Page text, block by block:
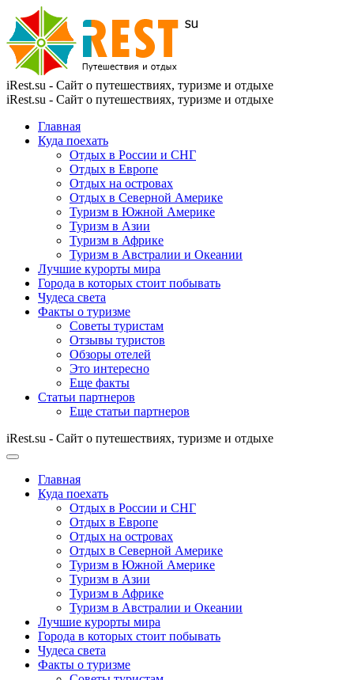
iRest.su - Сайт о путешествиях, туризме и отдыхе
iRest.su - Сайт о путешествиях, туризме и отдыхе
Главная
Куда поехать
Отдых в России и СНГ
Отдых в Европе
Отдых на островах
Отдых в Северной Америке
Туризм в Южной Америке
Туризм в Азии
Туризм в Африке
Туризм в Австралии и Океании
Лучшие курорты мира
Города в которых стоит побывать
Чудеса света
Факты о туризме
Советы туристам
Отзывы туристов
Обзоры отелей
Это интересно
Еще факты
Статьи партнеров
Еще статьи партнеров
iRest.su - Сайт о путешествиях, туризме и отдыхе
Главная
Куда поехать
Отдых в России и СНГ
Отдых в Европе
Отдых на островах
Отдых в Северной Америке
Туризм в Южной Америке
Туризм в Азии
Туризм в Африке
Туризм в Австралии и Океании
Лучшие курорты мира
Города в которых стоит побывать
Чудеса света
Факты о туризме